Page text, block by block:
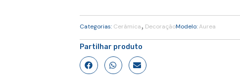
Categorias: Cerâmica, DecoraçãoModelo:Aurea
Partilhar produto